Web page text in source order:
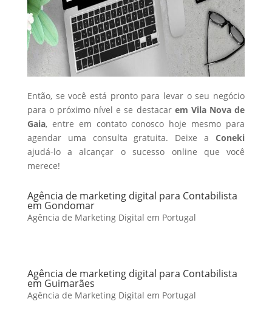
Então, se você está pronto para levar o seu negócio
para o próximo nível e se destacar em Vila Nova de
Gaia, entre em contato conosco hoje mesmo para
agendar uma consulta gratuita. Deixe aConeki
ajudá-lo a alcançar o sucesso online que você
merece!
Agência de marketing digital para Contabilista
em Gondomar
Agência de Marketing Digital em Portugal
Agência de marketing digital para Contabilista
em Guimarães
Agência de Marketing Digital em Portugal